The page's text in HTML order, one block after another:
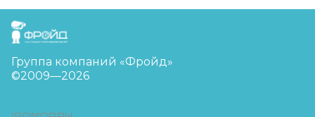
FreudGroup
Группа компаний «Фройд»
©2009—2026